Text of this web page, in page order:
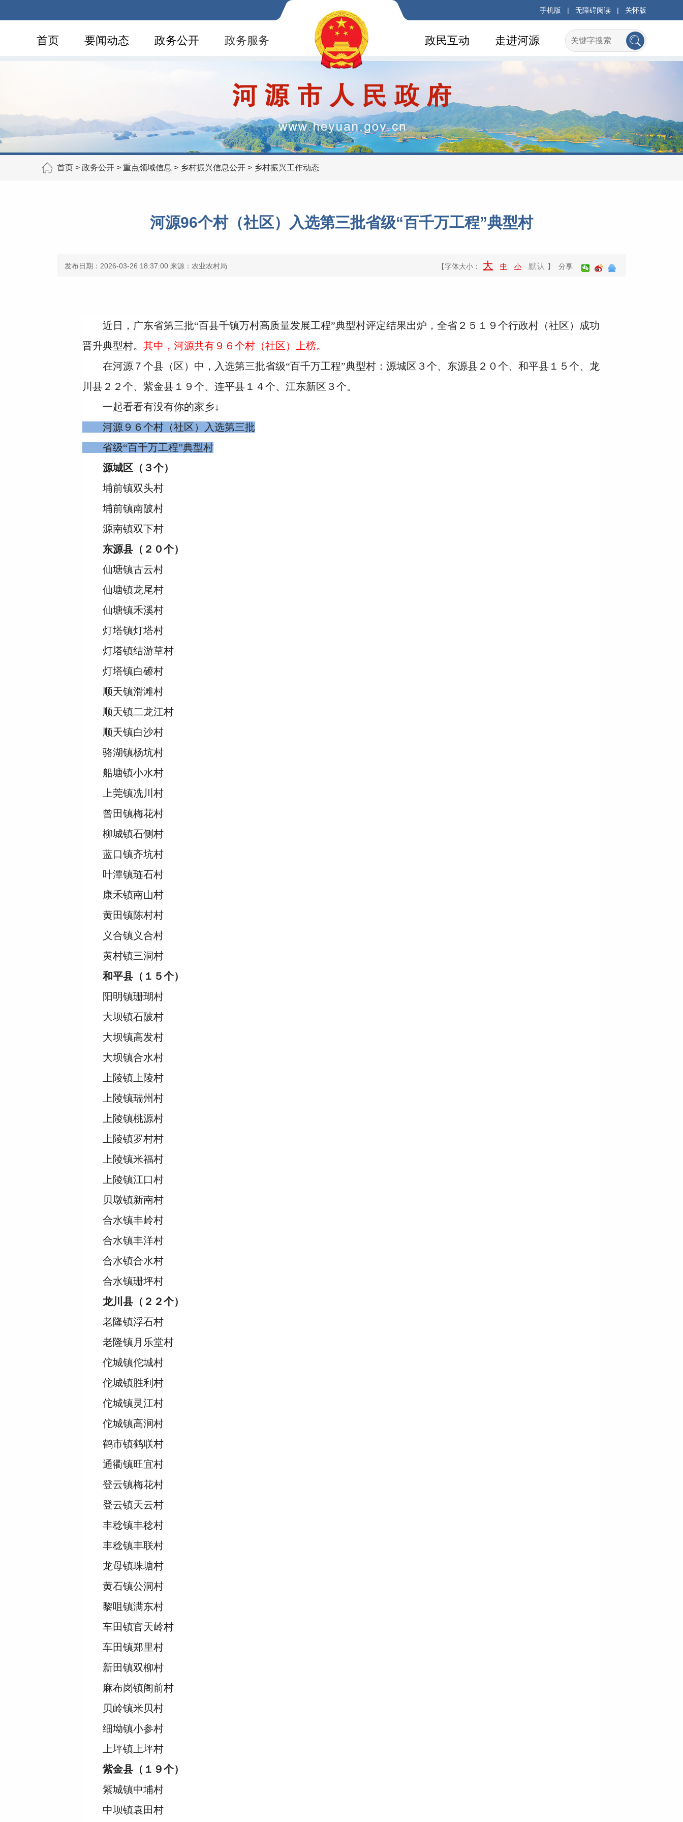
手机版 | 无障碍阅读 | 关怀版
首页 要闻动态 政务公开 政务服务 走进河源
政民互动
首页 > 政务公开 > 重点领域信息 > 乡村振兴信息公开 > 乡村振兴工作动态
河源96个村（社区）入选第三批省级“百千万工程”典型村
发布日期：2026-03-26 18:37:00 来源：农业农村局 【字体大小： 大 中 小 默认 】 分享
近日，广东省第三批“百县千镇万村高质量发展工程”典型村评定结果出炉，全省２５１９个行政村（社区）成功
晋升典型村。 其中，河源共有９６个村（社区）上榜。
在河源７个县（区）中，入选第三批省级“百千万工程”典型村：源城区３个、东源县２０个、和平县１５个、龙
川县２２个、紫金县１９个、连平县１４个、江东新区３个。
一起看看有没有你的家乡↓
河源９６个村（社区）入选第三批
省级“百千万工程”典型村
源城区（３个）
埔前镇双头村
埔前镇南陂村
源南镇双下村
东源县（２０个）
仙塘镇古云村
仙塘镇龙尾村
仙塘镇禾溪村
灯塔镇灯塔村
灯塔镇结游草村
灯塔镇白礤村
顺天镇滑滩村
顺天镇二龙江村
顺天镇白沙村
骆湖镇杨坑村
船塘镇小水村
上莞镇冼川村
曾田镇梅花村
柳城镇石侧村
蓝口镇齐坑村
叶潭镇琏石村
康禾镇南山村
黄田镇陈村村
义合镇义合村
黄村镇三洞村
和平县（１５个）
阳明镇珊瑚村
大坝镇石陂村
大坝镇高发村
大坝镇合水村
上陵镇上陵村
上陵镇瑞州村
上陵镇桃源村
上陵镇罗村村
上陵镇米福村
上陵镇江口村
贝墩镇新南村
合水镇丰岭村
合水镇丰洋村
合水镇合水村
合水镇珊坪村
龙川县（２２个）
老隆镇浮石村
老隆镇月乐堂村
佗城镇佗城村
佗城镇胜利村
佗城镇灵江村
佗城镇高涧村
鹤市镇鹤联村
通衢镇旺宜村
登云镇梅花村
登云镇天云村
丰稔镇丰稔村
丰稔镇丰联村
龙母镇珠塘村
黄石镇公洞村
黎咀镇满东村
车田镇官天岭村
车田镇郑里村
新田镇双柳村
麻布岗镇阁前村
贝岭镇米贝村
细坳镇小参村
上坪镇上坪村
紫金县（１９个）
紫城镇中埔村
中坝镇袁田村